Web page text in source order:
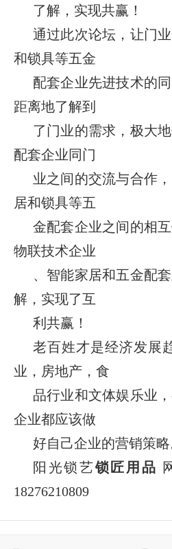
了解，实现共赢！
通过此次论坛，让门
和锁具等五金
配套企业先进技术的
距离地了解到
了门业的需求，极大
配套企业同门
业之间的交流与合作
居和锁具等五
金配套企业之间的相
物联技术企业
、智能家居和五金配
解，实现了互
利共赢！
老百姓才是经济发展
业，房地产，食
品行业和文体娱乐业
企业都应该做
好自己企业的营销策略
阳光锁艺锁匠用品
18276210809